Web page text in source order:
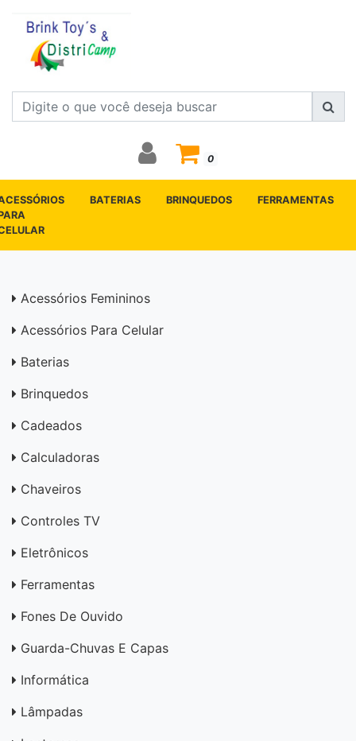
0
BATERIAS BRINQUEDOS FERRAMENTAS
Acessórios Femininos
Acessórios Para Celular
Baterias
Brinquedos
Cadeados
Calculadoras
Chaveiros
Controles TV
Eletrônicos
Ferramentas
Fones De Ouvido
Guarda-Chuvas E Capas
Informática
Lâmpadas